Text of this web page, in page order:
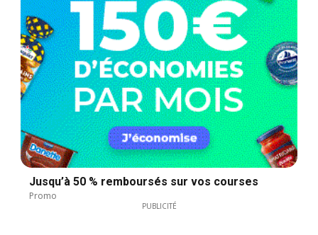
Jusqu’à 50 % remboursés sur vos courses
Promo
PUBLICITÉ